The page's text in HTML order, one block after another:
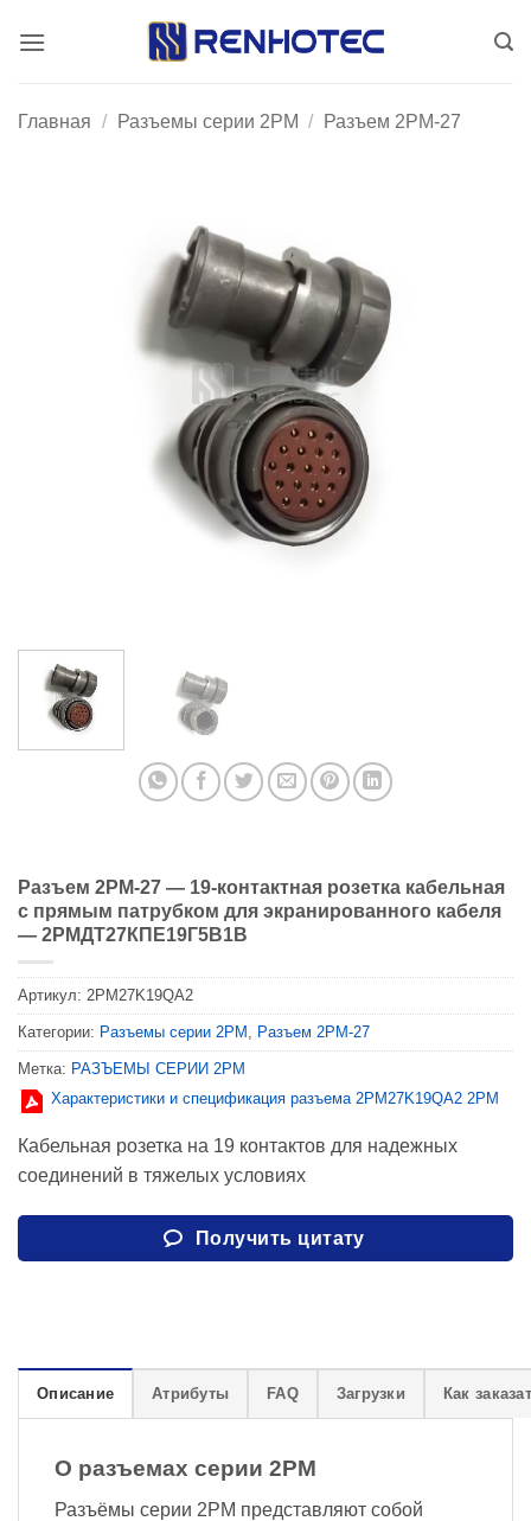
Главная / Разъемы серии 2PM / Разъем 2PM-27
Разъем 2PM-27 — 19-контактная розетка кабельная
с прямым патрубком для экранированного кабеля
— 2РМДТ27КПЕ19Г5В1В
Артикул: 2PM27K19QA2
Категории: Разъемы серии 2PM , Разъем 2PM-27
Метка: РАЗЪЕМЫ СЕРИИ 2PM
Характеристики и спецификация разъема 2PM27K19QA2 2PM
Кабельная розетка на 19 контактов для надежных
соединений в тяжелых условиях
Получить цитату
Описание Атрибуты FAQ Загрузки Как
О разъемах серии 2PM
Разъёмы серии 2PM представляют собой